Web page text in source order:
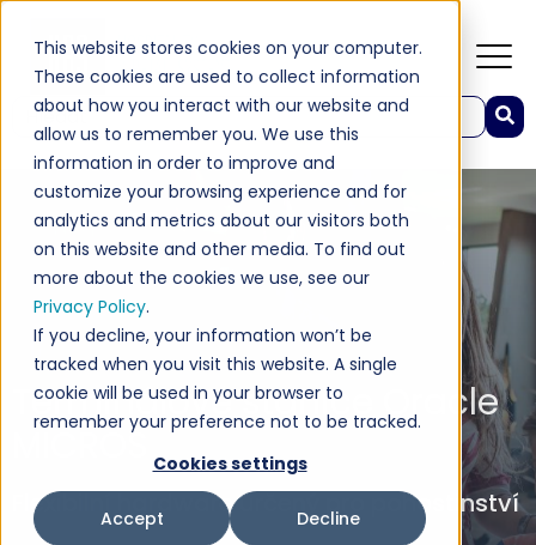
This website stores cookies on your computer.
These cookies are used to collect information
about how you interact with our website and
allow us to remember you. We use this
information in order to improve and
customize your browsing experience and for
analytics and metrics about our visitors both
on this website and other media. To find out
more about the cookies we use, see our
Privacy Policy.
If you decline, your information won’t be
tracked when you visit this website. A single
cookie will be used in your browser to
remember your preference not to be tracked.
Cookies settings
Accept Decline
Toto je pole hledání s funkcí automatických návrhů.
K dispozici nejsou žádné návrhy, protože pole
Terminálové stanice Oracle
MICROS
Flexibilní hardware určený pro pohostinství